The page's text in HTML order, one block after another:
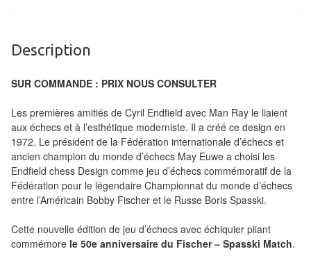
français
Accessoires
Jeux
de
société
Jeux
de
cartes
Description
SUR COMMANDE : PRIX NOUS CONSULTER
Les premières amitiés de Cyril Endfield avec Man Ray le liaient
aux échecs et à l’esthétique moderniste. Il a créé ce design en
1972. Le président de la Fédération internationale d’échecs et
ancien champion du monde d’échecs May Euwe a choisi les
Endfield chess Design comme jeu d’échecs commémoratif de la
Fédération pour le légendaire Championnat du monde d’échecs
entre l’Américain Bobby Fischer et le Russe Boris Spasski.
Cette nouvelle édition de jeu d’échecs avec échiquier pliant
commémore le 50e anniversaire du Fischer – Spasski Match.